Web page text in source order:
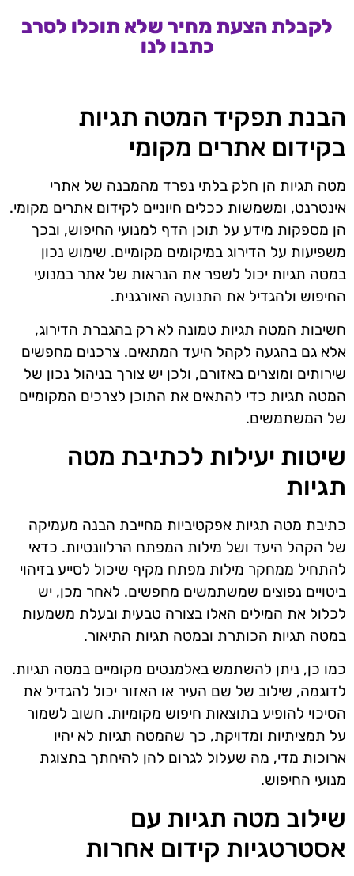
לקבלת הצעת מחיר שלא תוכלו לסרב
כתבו לנו
הבנת תפקיד המטה תגיות
בקידום אתרים מקומי
מטה תגיות הן חלק בלתי נפרד מהמבנה של אתרי
אינטרנט, ומשמשות ככלים חיוניים לקידום אתרים מקומי.
הן מספקות מידע על תוכן הדף למנועי החיפוש, ובכך
משפיעות על הדירוג במיקומים מקומיים. שימוש נכון
במטה תגיות יכול לשפר את הנראות של אתר במנועי
החיפוש ולהגדיל את התנועה האורגנית.
חשיבות המטה תגיות טמונה לא רק בהגברת הדירוג,
אלא גם בהגעה לקהל היעד המתאים. צרכנים מחפשים
שירותים ומוצרים באזורם, ולכן יש צורך בניהול נכון של
המטה תגיות כדי להתאים את התוכן לצרכים המקומיים
של המשתמשים.
שיטות יעילות לכתיבת מטה
תגיות
כתיבת מטה תגיות אפקטיביות מחייבת הבנה מעמיקה
של הקהל היעד ושל מילות המפתח הרלוונטיות. כדאי
להתחיל ממחקר מילות מפתח מקיף שיכול לסייע בזיהוי
ביטויים נפוצים שמשתמשים מחפשים. לאחר מכן, יש
לכלול את המילים האלו בצורה טבעית ובעלת משמעות
במטה תגיות הכותרת ובמטה תגיות התיאור.
כמו כן, ניתן להשתמש באלמנטים מקומיים במטה תגיות.
לדוגמה, שילוב של שם העיר או האזור יכול להגדיל את
הסיכוי להופיע בתוצאות חיפוש מקומיות. חשוב לשמור
על תמציתיות ומדויקת, כך שהמטה תגיות לא יהיו
ארוכות מדי, מה שעלול לגרום להן להיחתך בתצוגת
מנועי החיפוש.
שילוב מטה תגיות עם
אסטרטגיות קידום אחרות